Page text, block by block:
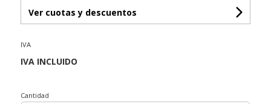
Ver cuotas y descuentos
IVA
Cantidad